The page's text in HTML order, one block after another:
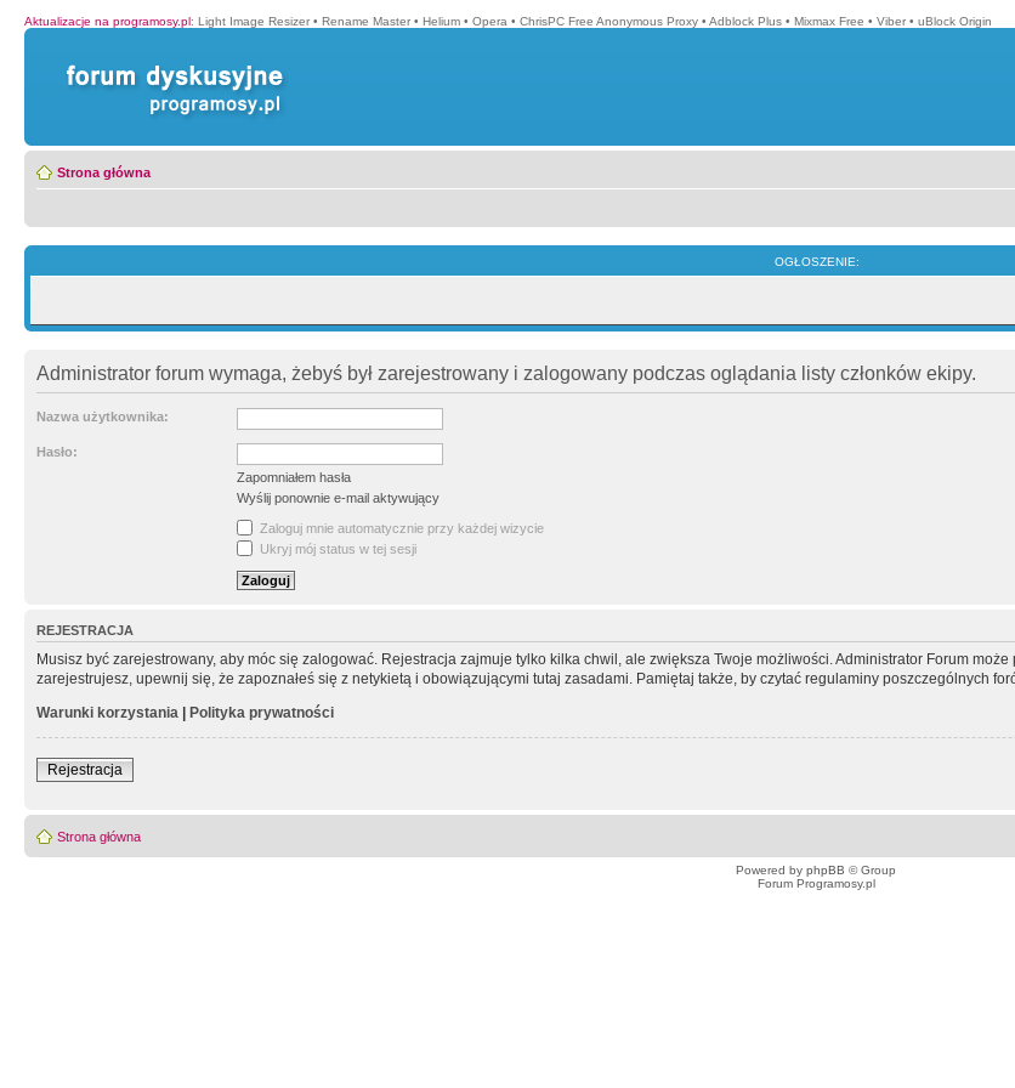
Aktualizacje na programosy.pl: Light Image Resizer • Rename Master • Helium • Opera • ChrisPC Free Anonymous Proxy • Adblock Plus • Mixmax Free • Viber • uBlock Origin
Strona główna
OGŁOSZENIE:
Administrator forum wymaga, żebyś był zarejestrowany i zalogowany podczas oglądania listy członków ekipy.
Nazwa użytkownika:
Hasło:
Zapomniałem hasła
Wyślij ponownie e-mail aktywujący
Zaloguj mnie automatycznie przy każdej wizycie
Ukryj mój status w tej sesji
REJESTRACJA
Musisz być zarejestrowany, aby móc się zalogować. Rejestracja zajmuje tylko kilka chwil, ale zwiększa Twoje możliwości. Administrator Forum
zarejestrujesz, upewnij się, że zapoznałeś się z netykietą i obowiązującymi tutaj zasadami. Pamiętaj także, by czytać regulaminy poszczególnych
Warunki korzystania | Polityka prywatności
Rejestracja
Strona główna
Powered by phpBB © Group
Forum Programosy.pl